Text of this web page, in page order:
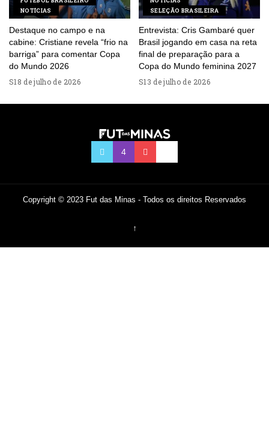
NOTÍCIAS
Destaque no campo e na
cabine: Cristiane revela “frio na
barriga” para comentar Copa
do Mundo 2026
18 de julho de 2026
SELEÇÃO BRASILEIRA
Entrevista: Cris Gambaré quer
Brasil jogando em casa na reta
final de preparação para a
Copa do Mundo feminina 2027
13 de julho de 2026
Copyright © 2023 Fut das Minas - Todos os direitos Reservados
↑